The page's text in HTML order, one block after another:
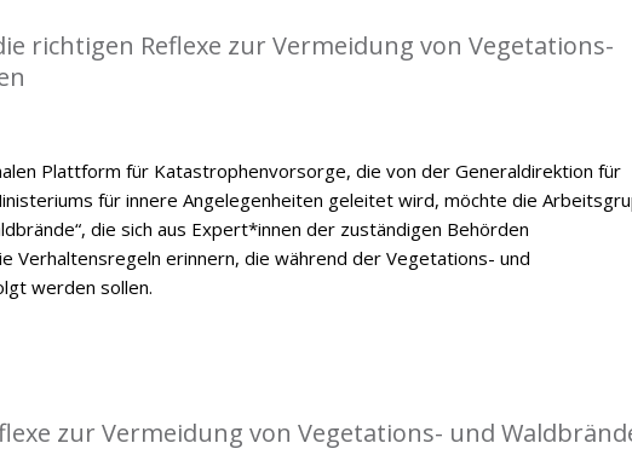
richtigen Reflexe zur Vermeidung von Vegetations-
Plattform für Katastrophenvorsorge, die von der Generaldirektion für
für innere Angelegenheiten geleitet wird, möchte die
die sich aus Expert*innen der zuständigen Behörden
Verhaltensregeln erinnern, die während der Vegetations- und
werden sollen.
zur Vermeidung von Vegetations- und